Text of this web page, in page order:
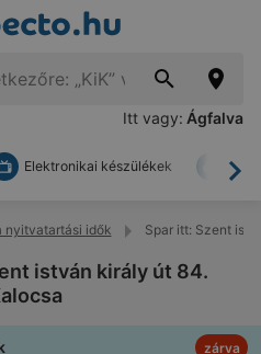
Itt vagy: Ágfalva
Elektronikai készülékek
nyitvatartási idők Spar itt: Szent
istván király út 84.
zárva